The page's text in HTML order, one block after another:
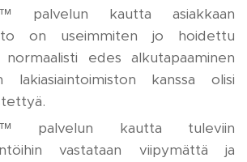
palvelun kautta asiakkaan
on useimmiten jo hoidettu
normaalisti edes alkutapaaminen
lakiasiaintoimiston kanssa olisi
palvelun kautta tuleviin
vastataan viipymättä ja